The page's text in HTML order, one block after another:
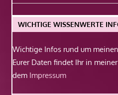
Beitrag:
WICHTIGE WISSENWERTE
Wichtige Infos rund um
Eurer Daten findet Ihr in meiner
dem Impressum